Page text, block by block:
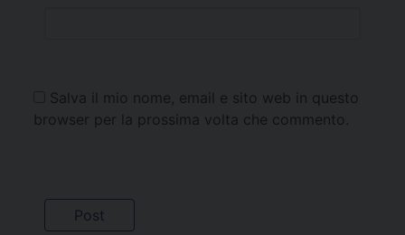
Salva il mio nome, email e sito web in questo
browser per la prossima volta che commento.